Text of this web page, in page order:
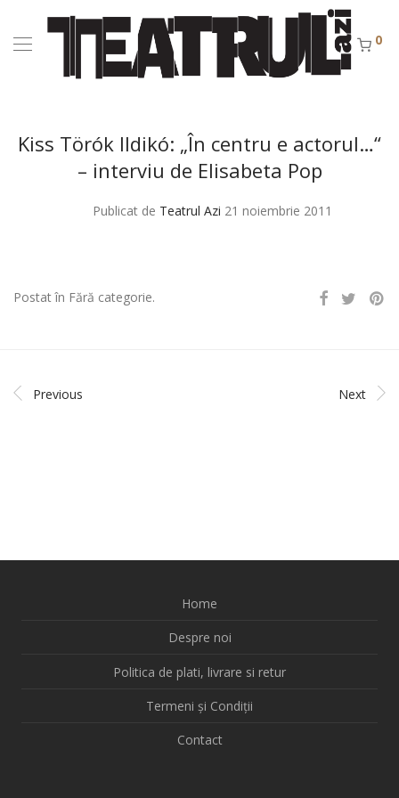
0
Kiss Törók Ildikó: „În centru e actorul…“
– interviu de Elisabeta Pop
Publicat de Teatrul Azi 21 noiembrie 2011
Postat în Fără categorie.
Previous Next
Home
Despre noi
Politica de plati, livrare si retur
Termeni și Condiții
Contact